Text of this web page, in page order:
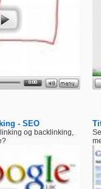
- SEO
og backlinking,